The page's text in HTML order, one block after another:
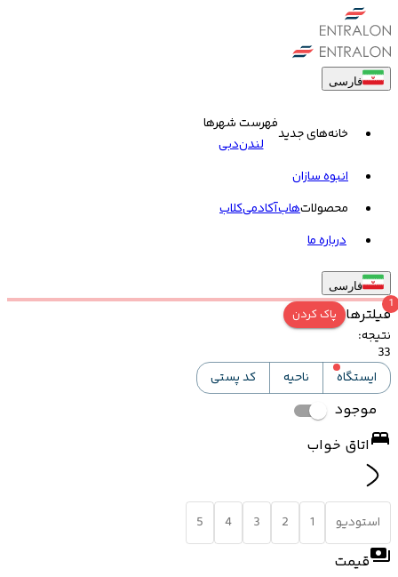
فارسی
خانه‌های جدید
فهرست شهرها
لندندبی
انبوه سازان
محصولاتهابآکادمیکلاب
درباره ما
فارسی
فیلترها
1
پاک کردن
نتیجه:
33
ایستگاه
ناحیه کد پستی
موجود
اتاق خواب
استودیو 1
2
3
4
5
قیمت